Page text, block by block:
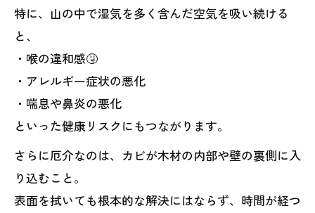
特に、山の中で湿気を多く含んだ空気を吸い続ける
と、
・喉の違和感🤧
・アレルギー症状の悪化
・喘息や鼻炎の悪化
といった健康リスクにもつながります。
さらに厄介なのは、カビが木材の内部や壁の裏側に入
り込むこと。
表面を拭いても根本的な解決にはならず、時間が経つ